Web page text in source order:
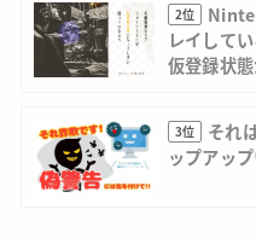
2位
レイして
仮登録状態
3位
それ
ップアッ